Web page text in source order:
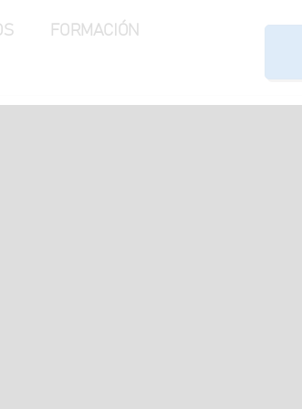
FORMACIÓN